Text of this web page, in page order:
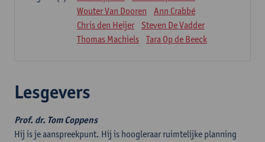
Wouter Van Dooren
Ann Crabbé
Chris den Heijer
Steven De Vadder
Thomas Machiels
Tara Op de Beeck
Lesgevers
Prof. dr. Tom Coppens
Hij is je aanspreekpunt. Hij is hoogleraar ruimtelijke planning